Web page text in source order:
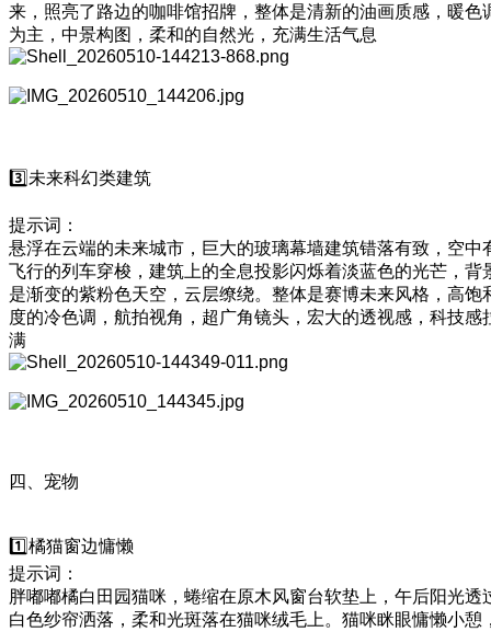
来，照亮了路边的咖啡馆招牌，整体是清新的油画质感，暖色
为主，中景构图，柔和的自然光，充满生活气息
3️⃣未来科幻类建筑
提示词：
悬浮在云端的未来城市，巨大的玻璃幕墙建筑错落有致，空中
飞行的列车穿梭，建筑上的全息投影闪烁着淡蓝色的光芒，背
是渐变的紫粉色天空，云层缭绕。整体是赛博未来风格，高饱
度的冷色调，航拍视角，超广角镜头，宏大的透视感，科技感
满
四、宠物
1️⃣橘猫窗边慵懒
提示词：
胖嘟嘟橘白田园猫咪，蜷缩在原木风窗台软垫上，午后阳光透
白色纱帘洒落，柔和光斑落在猫咪绒毛上。猫咪眯眼慵懒小憩